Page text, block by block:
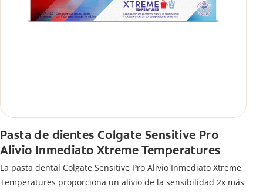
Pasta de dientes Colgate Sensitive Pro
Alivio Inmediato Xtreme Temperatures
La pasta dental Colgate Sensitive Pro Alivio Inmediato Xtreme
Temperatures proporciona un alivio de la sensibilidad 2x más